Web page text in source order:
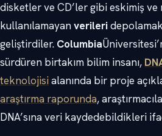
disketler ve CD’ler gibi eskimiş ve
kullanılamayanverileri
geliştirdiler. Columbia
sürdüren birtakım bilim insanı,
teknolojisialanında bir proje
araştırma raporunda,
DNA’sına veri kaydedebildikleri